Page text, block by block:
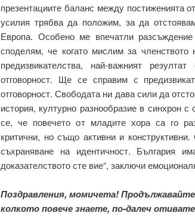
презентациите баланс между постиженията
усилия трябва да положим, за да
Европа. Особено ме впечатли
споделям, че когато мислим за
предизвикателства, най-важният
отговорност. Ще се справим с
отговорност. Свободата ни дава сили да
история, културно разнообразие в синхрон
се, че повечето от младите хора са го
критични, но също активни и
съхраняване на идентичност. България
доказателството сте вие“, заключи
Поздравления, момичета!
колкото повече знаете, по-далеч